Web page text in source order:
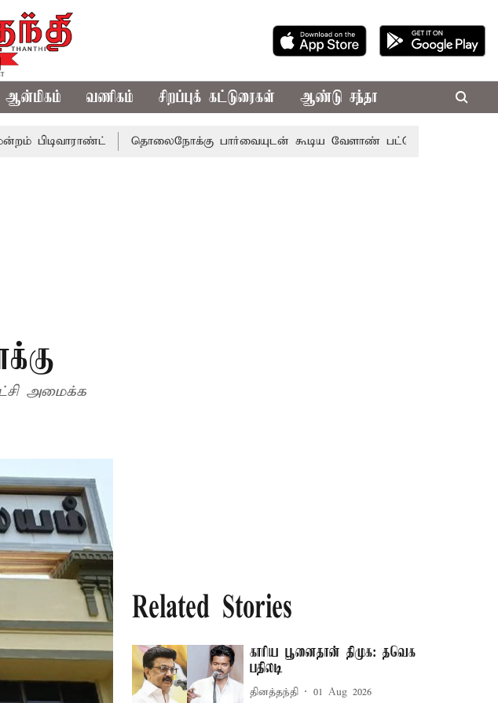
ஆன்மிகம் வணிகம் சிறப்புக் கட்டுரைகள் ஆண்டு சந்தா
தொலைநோக்கு பார்வையுடன் கூடிய வேளாண் பட்ஜெட்: முதல்-அமைச்சர்
அமைக்க
Related Stories
காரிய பூனைதான் திமுக: தவெக
பதிலடி
தினத்தந்தி 01 Aug 2026